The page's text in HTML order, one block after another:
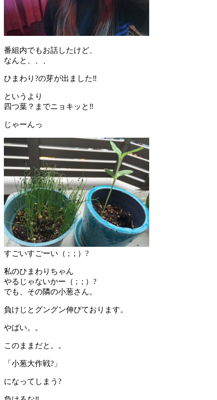
番組内でもお話したけど、
なんと、、、
ひまわり?の芽が出ました‼️
というより
四つ葉？までニョキッと‼️
じゃーんっ
すごいすごーい（ ; ; ）?
私のひまわりちゃん
やるじゃないかー（ ; ; ）?
でも、その隣の小葱さん。
負けじとグングン伸びております。
やばい。。
このままだと。。
「小葱大作戦?」
になってしまう?